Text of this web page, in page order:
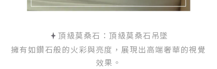
頂級莫桑石：頂級莫桑石吊墜
擁有如鑽石般的火彩與亮度，展現出高端奢華的視覺
效果。